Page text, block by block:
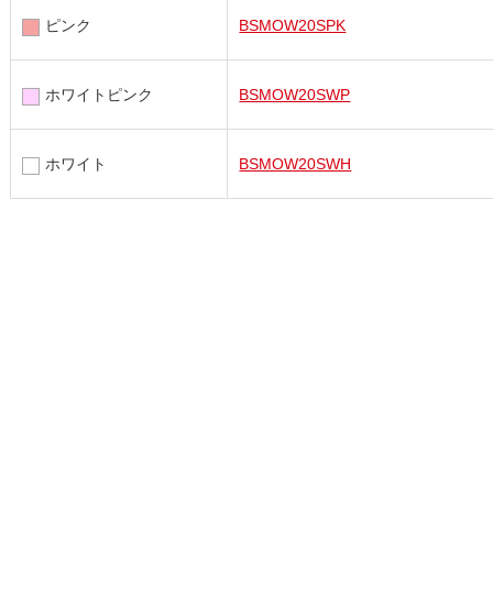
ピンク BSMOW20SPK
ホワイトピンク BSMOW20SWP
ホワイト BSMOW20SWH